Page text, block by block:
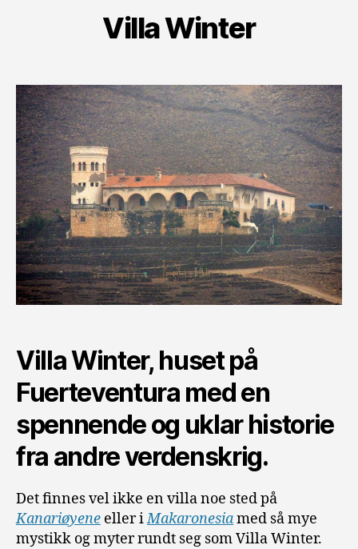
Villa Winter
Villa Winter, huset på
Fuerteventura med en
spennende og uklar historie
fra andre verdenskrig.
Det finnes vel ikke en villa noe sted på
Kanariøyene eller iMakaronesiamed så mye
mystikk og myter rundt seg som Villa Winter.